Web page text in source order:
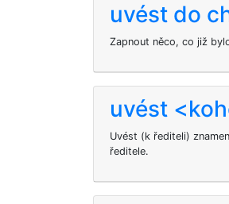
uvést do
Zapnout něco, co již
uvést
Uvést (k řediteli)
ředitele.